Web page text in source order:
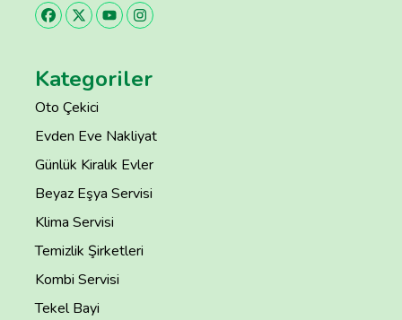
Kategoriler
Oto Çekici
Evden Eve Nakliyat
Günlük Kiralık Evler
Beyaz Eşya Servisi
Klima Servisi
Temizlik Şirketleri
Kombi Servisi
Tekel Bayi